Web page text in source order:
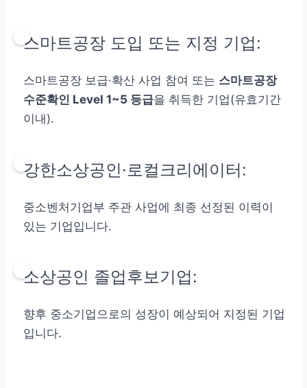
스마트공장 도입 또는 지정 기업:
스마트공장 보급·확산 사업 참여 또는 스마트공장
수준확인 Level 1~5 등급을 취득한 기업(유효기간
이내).
강한소상공인·로컬크리에이터:
중소벤처기업부 주관 사업에 최종 선정된 이력이
있는 기업입니다.
소상공인 졸업후보기업:
향후 중소기업으로의 성장이 예상되어 지정된 기업
입니다.